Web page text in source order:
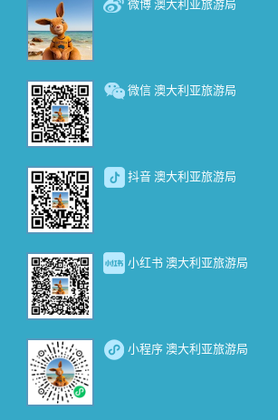
微信 澳大利亚旅游局
抖音 澳大利亚旅游局
小红书 澳大利亚旅游局
小程序 澳大利亚旅游局